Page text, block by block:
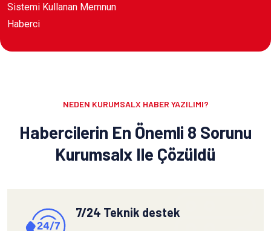
Sistemi Kullanan Memnun
Haberci
NEDEN KURUMSALX HABER YAZILIMI?
Habercilerin En Önemli 8 Sorunu
Kurumsalx Ile Çözüldü
7/24 Teknik destek